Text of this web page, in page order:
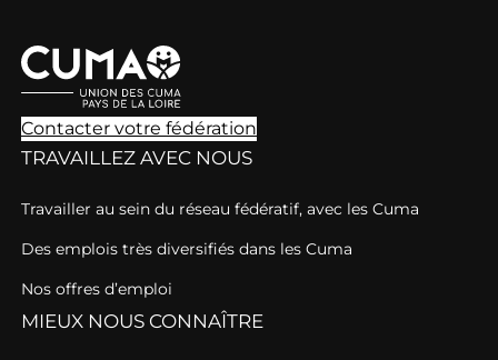
Contacter votre fédération
TRAVAILLEZ AVEC NOUS
Travailler au sein du réseau fédératif, avec les Cuma
Des emplois très diversifiés dans les Cuma
Nos offres d’emploi
MIEUX NOUS CONNAÎTRE